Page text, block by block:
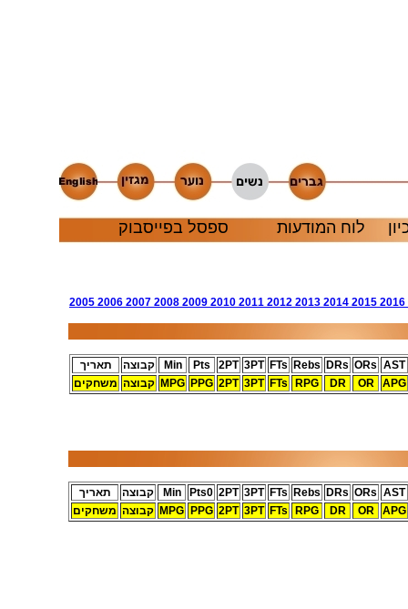
לוח המודעות ספסל בפייסבוק
2016
2015
2014
2013
2012
2011
2010
2009
2008
2007
2006
2005
תאריך קבוצה Min Pts 2PT 3PT FTs Rebs DRs ORs AST
משחקים קבוצה MPG PPG 2PT 3PT FTs RPG DR OR APG
תאריך קבוצה Min Pts0 2PT 3PT FTs Rebs DRs ORs AST
משחקים קבוצה MPG PPG 2PT 3PT FTs RPG DR OR APG